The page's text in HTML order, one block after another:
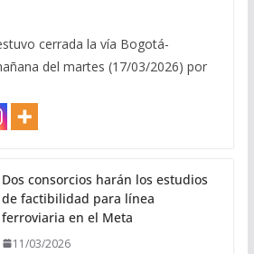
cerrada la vía Bogotá-
del martes (17/03/2026) por
Dos consorcios harán los estudios
de factibilidad para línea
ferroviaria en el Meta
11/03/2026